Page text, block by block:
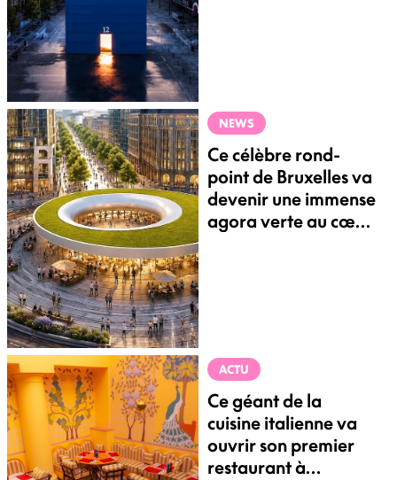
NEWS
Ce célèbre rond-
point de Bruxelles va
devenir une immense
agora verte au cœur
ACTU
Ce géant de la
cuisine italienne va
ouvrir son premier
restaurant à